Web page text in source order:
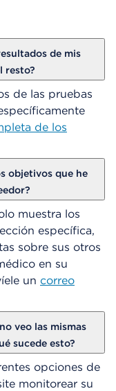
de mis
resto?
de las pruebas
de los
objetivos que he
muestra los
específica,
sobre sus otros
en su
un correo
veo las mismas
sucede esto?
opciones de
monitorear su